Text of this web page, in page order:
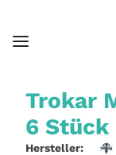
Trokar
6 Stück
Hersteller: